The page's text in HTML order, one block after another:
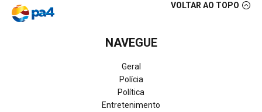
VOLTAR AO TOPO
NAVEGUE
Geral
Polícia
Política
Entretenimento